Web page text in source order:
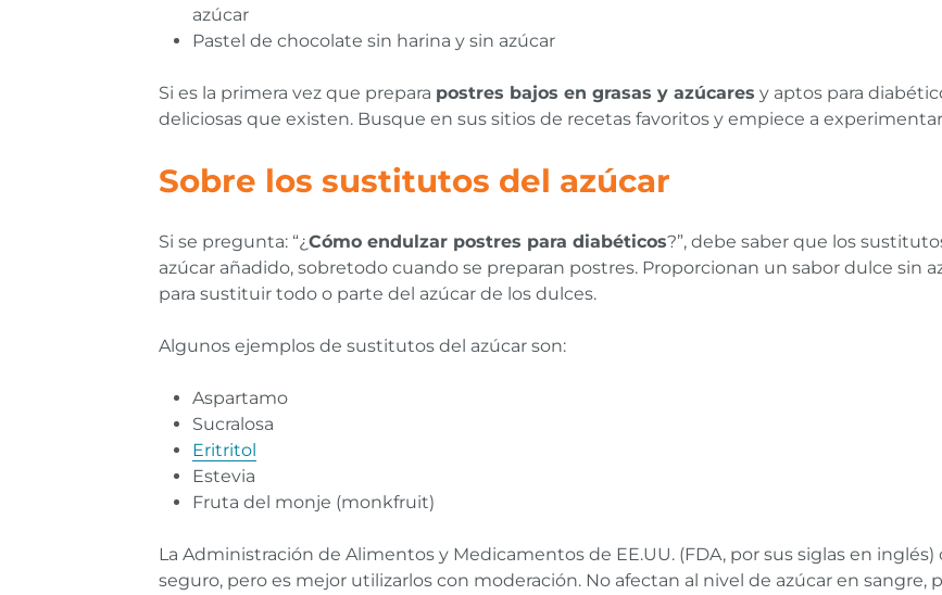
azúcar
Pastel de chocolate sin harina y sin azúcar
Si es la primera vez que prepara postres bajos en grasas y azúcares y aptos para
deliciosas que existen. Busque en sus sitios de recetas favoritos y empiece a
Sobre los sustitutos del azúcar
Si se pregunta: “¿Cómo endulzar postres para diabéticos?”, debe saber que los
azúcar añadido, sobretodo cuando se preparan postres. Proporcionan un sabor dulce sin
para sustituir todo o parte del azúcar de los dulces.
Algunos ejemplos de sustitutos del azúcar son:
Aspartamo
Sucralosa
Eritritol
Estevia
Fruta del monje (monkfruit)
La Administración de Alimentos y Medicamentos de EE.UU. (FDA, por sus siglas en
seguro, pero es mejor utilizarlos con moderación. No afectan al nivel de azúcar en sangre,